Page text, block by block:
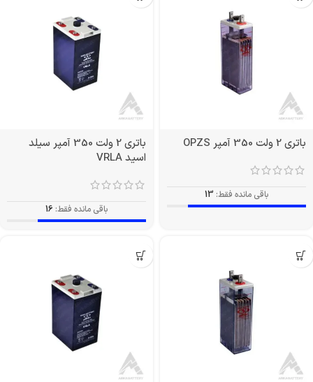
باتری 2 ولت 350 آمپر OPZS
باقی مانده فقط: 13
باتری 2 ولت 350 آمپر سیلد
اسید VRLA
باقی مانده فقط: 16